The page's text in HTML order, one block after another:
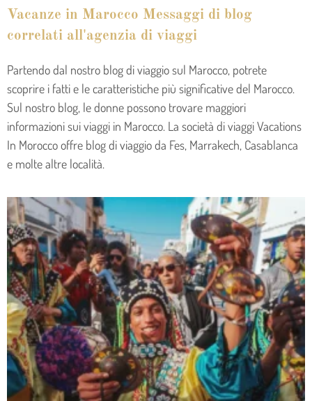
Vacanze in Marocco Messaggi di blog
correlati all'agenzia di viaggi
Partendo dal nostro blog di viaggio sul Marocco, potrete
scoprire i fatti e le caratteristiche più significative del Marocco.
Sul nostro blog, le donne possono trovare maggiori
informazioni sui viaggi in Marocco. La società di viaggi Vacations
In Morocco offre blog di viaggio da Fes, Marrakech, Casablanca
e molte altre località.